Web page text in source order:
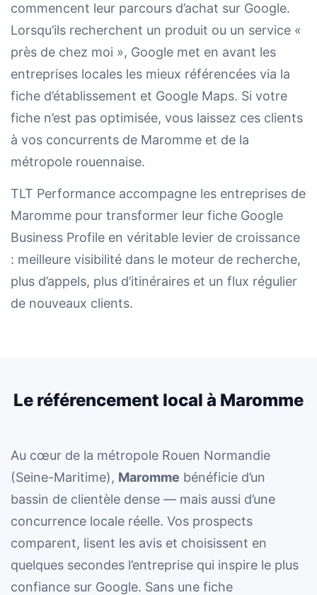
commencent leur parcours d’achat sur Google.
Lorsqu’ils recherchent un produit ou un service «
près de chez moi », Google met en avant les
entreprises locales les mieux référencées via la
fiche d’établissement et Google Maps. Si votre
fiche n’est pas optimisée, vous laissez ces clients
à vos concurrents de Maromme et de la
métropole rouennaise.
TLT Performance accompagne les entreprises de
Maromme pour transformer leur fiche Google
Business Profile en véritable levier de croissance
: meilleure visibilité dans le moteur de recherche,
plus d’appels, plus d’itinéraires et un flux régulier
de nouveaux clients.
Le référencement local à Maromme
Au cœur de la métropole Rouen Normandie
(Seine-Maritime), Maromme bénéficie d’un
bassin de clientèle dense — mais aussi d’une
concurrence locale réelle. Vos prospects
comparent, lisent les avis et choisissent en
quelques secondes l’entreprise qui inspire le plus
confiance sur Google. Sans une fiche